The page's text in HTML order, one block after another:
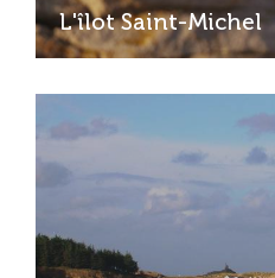
L'îlot Saint-Michel